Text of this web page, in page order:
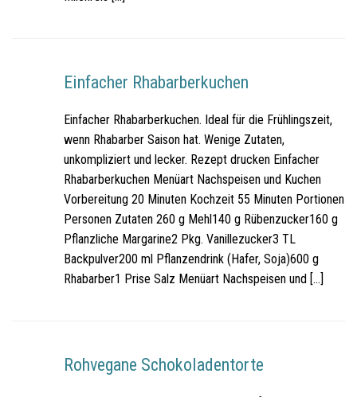
Einfacher Rhabarberkuchen
Einfacher Rhabarberkuchen. Ideal für die Frühlingszeit,
wenn Rhabarber Saison hat. Wenige Zutaten,
unkompliziert und lecker. Rezept drucken Einfacher
Rhabarberkuchen Menüart Nachspeisen und Kuchen
Vorbereitung 20 Minuten Kochzeit 55 Minuten Portionen
Personen Zutaten 260 g Mehl140 g Rübenzucker160 g
Pflanzliche Margarine2 Pkg. Vanillezucker3 TL
Backpulver200 ml Pflanzendrink (Hafer, Soja)600 g
Rhabarber1 Prise Salz Menüart Nachspeisen und […]
Rohvegane Schokoladentorte